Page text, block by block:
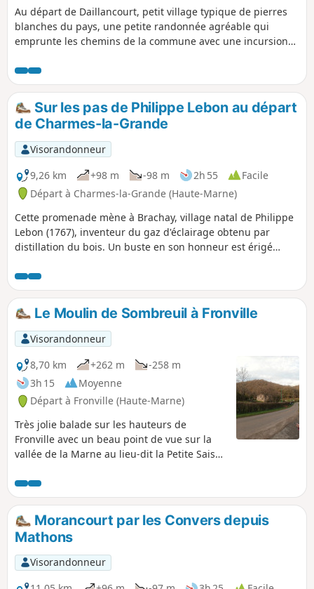
Au départ de Daillancourt, petit village typique de pierres
blanches du pays, une petite randonnée agréable qui
emprunte les chemins de la commune avec une incursion
aurez un aperçu des villages en amont de la vallée de la
Blaise.
Sur les pas de Philippe Lebon au départ
de Charmes-la-Grande
Visorandonneur
9,26 km
+98 m -98 m 2h 55
Facile
Départ à Charmes-la-Grande (Haute-Marne)
Cette promenade mène à Brachay, village natal de Philippe
Lebon (1767), inventeur du gaz d'éclairage obtenu par
distillation du bois. Un buste en son honneur est érigé
lui ayant appartenu.
Le Moulin de Sombreuil à Fronville
Visorandonneur
8,70 km
+262 m
-258 m
3h 15
Moyenne
Départ à Fronville (Haute-Marne)
Très jolie balade sur les hauteurs de
Fronville avec un beau point de vue sur la
vallée de la Marne au lieu-dit la Petite Saison
Sombreuil, magnifique bâtisse dans un
cadre superbe avec un beau plan d'eau et
une troupe de daims.
Morancourt par les Convers depuis
Mathons
Visorandonneur